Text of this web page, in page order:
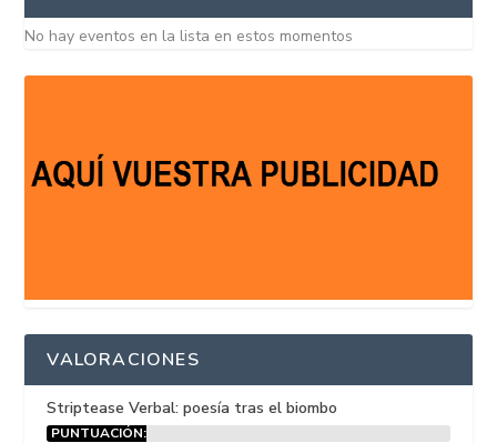
No hay eventos en la lista en estos momentos
VALORACIONES
Striptease Verbal: poesía tras el biombo
PUNTUACIÓN: